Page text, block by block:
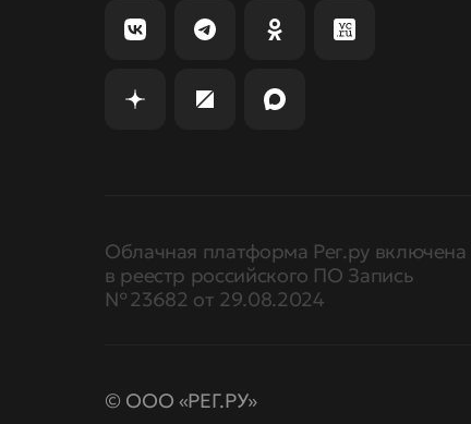
Облачная платформа Рег.ру включена
в реестр российского ПО Запись
№ 23682 от 29.08.2024
© ООО «РЕГ.РУ»